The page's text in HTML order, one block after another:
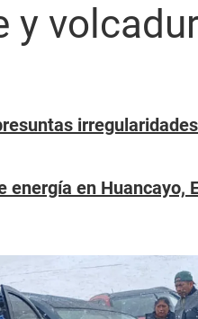
y
en Huancayo,